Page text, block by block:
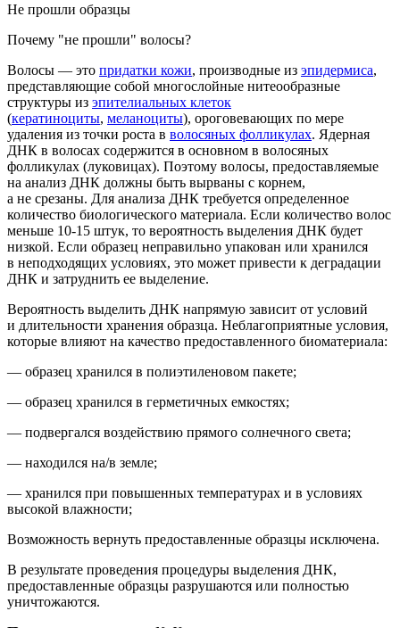
Не прошли образцы
Почему "не прошли" волосы?
Волосы — это придатки кожи, производные из эпидермиса,
представляющие собой многослойные нитеообразные
структуры из эпителиальных клеток
(кератиноциты, меланоциты), ороговевающих по мере
удаления из точки роста в волосяных фолликулах. Ядерная
ДНК в волосах содержится в основном в волосяных
фолликулах (луковицах). Поэтому волосы, предоставляемые
на анализ ДНК должны быть вырваны с корнем,
а не срезаны. Для анализа ДНК требуется определенное
количество биологического материала. Если количество волос
меньше 10-15 штук, то вероятность выделения ДНК будет
низкой. Если образец неправильно упакован или хранился
в неподходящих условиях, это может привести к деградации
ДНК и затруднить ее выделение.
Вероятность выделить ДНК напрямую зависит от условий
и длительности хранения образца. Неблагоприятные условия,
которые влияют на качество предоставленного биоматериала:
— образец хранился в полиэтиленовом пакете;
— образец хранился в герметичных емкостях;
— подвергался воздействию прямого солнечного света;
— находился на/в земле;
— хранился при повышенных температурах и в условиях
высокой влажности;
Возможность вернуть предоставленные образцы исключена.
В результате проведения процедуры выделения ДНК,
предоставленные образцы разрушаются или полностью
уничтожаются.